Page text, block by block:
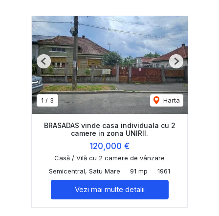
1 / 3 Harta
Previous Next
BRASADAS vinde casa individuala cu 2
camere in zona UNIRII.
120,000 €
Casă / Vilă cu 2 camere de vânzare
Semicentral, Satu Mare
91 mp 1961
Vezi mai multe detalii